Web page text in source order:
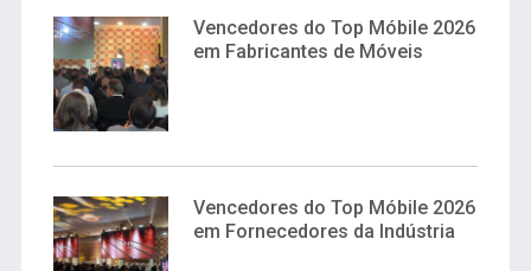
Vencedores do Top Móbile 2026
em Fabricantes de Móveis
Vencedores do Top Móbile 2026
em Fornecedores da Indústria